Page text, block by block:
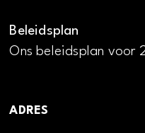
Beleidsplan
Ons beleidsplan
ADRES